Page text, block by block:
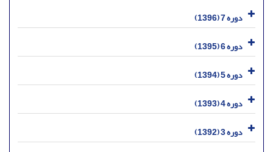
دوره 7 (1396)
دوره 6 (1395)
دوره 5 (1394)
دوره 4 (1393)
دوره 3 (1392)